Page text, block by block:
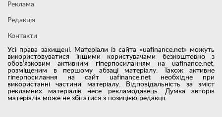
Усі права захищені. Матеріали із сайта «uafinance.net» можуть
використовуватися іншими користувачами безкоштовно з
обов’язковим активним гіперпосиланням на uafinance.net,
розміщеним в першому абзаці матеріалу. Також активне
гіперпосилання на сайт uafinance.net необхідне при
використанні частини матеріалу. Відповідальність за зміст
рекламних матеріалів несе рекламодавець. Думка авторів
матеріалів може не збігатися з позицією редакції.
Реклама
Редакція
Контакти